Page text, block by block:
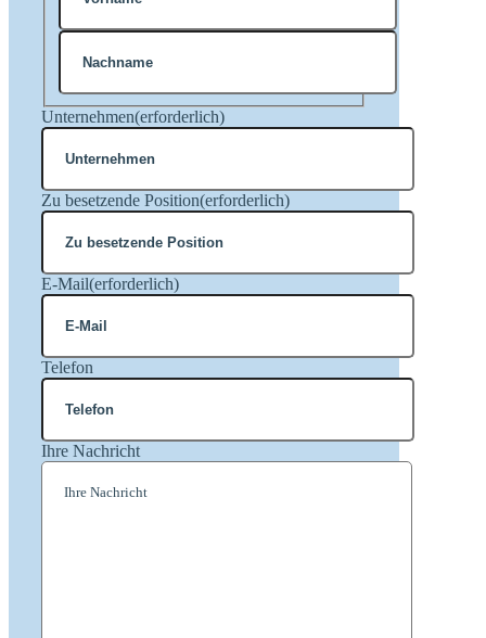
Vorname
Nachname
Unternehmen(erforderlich)
Zu besetzende Position(erforderlich)
E-Mail(erforderlich)
Telefon
Ihre Nachricht